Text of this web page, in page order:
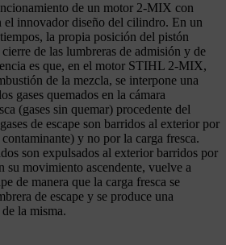
de un motor 2-MIX con
el innovador diseño del cilindro. En un
la propia posición del pistón
de las lumbreras de admisión y de
es que, en el motor STIHL 2-MIX,
de la mezcla, se interpone una
gases quemados en la cámara
(gases sin quemar) procedente del
de escape son barridos al exterior por
y no por la carga fresca.
son expulsados al exterior barridos por
su movimiento ascendente, vuelve a
de manera que la carga fresca se
de escape y se produce una
la misma.